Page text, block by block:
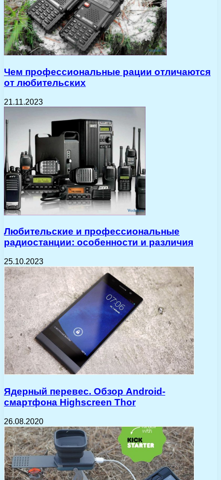
Чем профессиональные рации отличаются
от любительских
21.11.2023
Любительские и профессиональные
радиостанции: особенности и различия
25.10.2023
Ядерный перевес. Обзор Android-
смартфона Highscreen Thor
26.08.2020